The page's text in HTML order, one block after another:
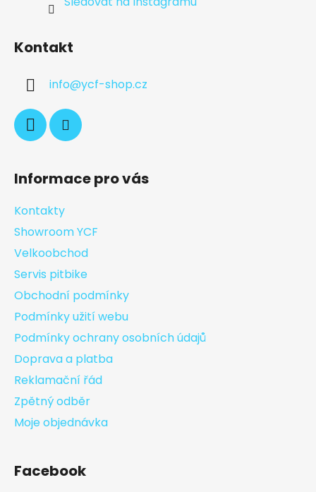
Kontakt
info@ycf-shop.cz
Informace pro vás
Kontakty
Showroom YCF
Velkoobchod
Servis pitbike
Obchodní podmínky
Podmínky užití webu
Podmínky ochrany osobních údajů
Doprava a platba
Reklamační řád
Zpětný odběr
Moje objednávka
Facebook